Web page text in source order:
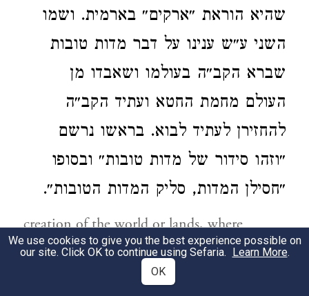
שהיא הוראת ״ארקים״ בארמית. ושמו
השני ע״ש ענינו על דבר מדות טובות
שברא הקב״ה בעולמו ושאבדו מן
העולם מחמת החטא ועתיד הקב״ה
להחזירן לעתיד לבוא. בראשו נרשם
״וזהו סידור של מדות טובות״ ובסופו
״חסילן המדות, סליק המדות הטובות״.
creation of the world or lands, where
"Arakim" in Aramaic means lands. The
second name reflects its theme, which is
We use cookies to give you the best experience possible on
our site. Click OK to continue using Sefaria. Learn More.
OK